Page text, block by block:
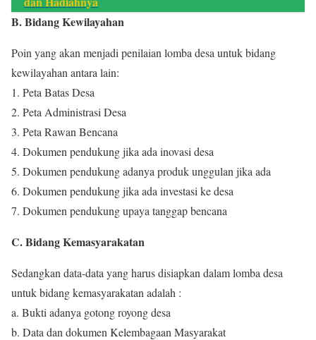
B. Bidang Kewilayahan
Poin yang akan menjadi penilaian lomba desa untuk bidang
kewilayahan antara lain:
1. Peta Batas Desa
2. Peta Administrasi Desa
3. Peta Rawan Bencana
4. Dokumen pendukung jika ada inovasi desa
5. Dokumen pendukung adanya produk unggulan jika ada
6. Dokumen pendukung jika ada investasi ke desa
7. Dokumen pendukung upaya tanggap bencana
C. Bidang Kemasyarakatan
Sedangkan data-data yang harus disiapkan dalam lomba desa
untuk bidang kemasyarakatan adalah :
a. Bukti adanya gotong royong desa
b. Data dan dokumen Kelembagaan Masyarakat